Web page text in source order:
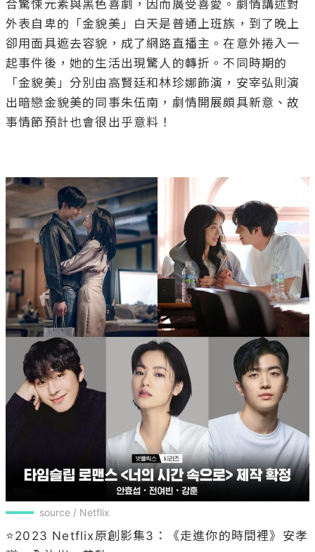
事情節預計也會很出乎意料！
source / Netflix
⭐2023 Netflix原創影集3：《走進你的時間裡》安孝
燮、全汝彬、姜勳
翻拍自高人氣台劇《想見你》的《走進你的時間
裡》，將由《社內相親》安孝燮、《黑道律師文森
佐》全汝彬、《衣袖紅鑲邊》姜勳共組韓版「鳳南小
隊」，該劇從選角開始就引發熱烈討論，讓許多人陷
入瘋狂！安孝燮、全汝彬兩位演員將一人分飾兩角，